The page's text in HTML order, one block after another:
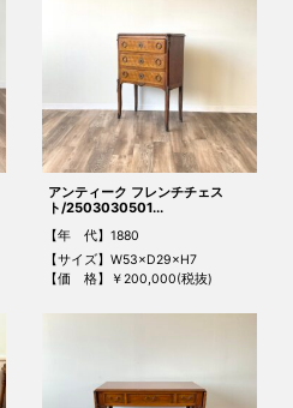
アンティーク フレンチチェス
ト/2503030501...
【年 代】1880
【サイズ】W53×D29×H7
【価 格】￥200,000(税抜)